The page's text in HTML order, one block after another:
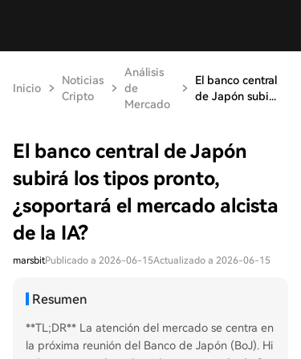
Inicio
Noticias
Cripto
Análisis
de
Mercado
El banco central
de Japón subi...
El banco central de Japón
subirá los tipos pronto,
¿soportará el mercado alcista
de la IA?
marsbitPublicado a 2026-06-15Actualizado a 2026-06-15
Resumen
**TL;DR** La atención del mercado se centra en
la próxima reunión del Banco de Japón (BoJ). Hi